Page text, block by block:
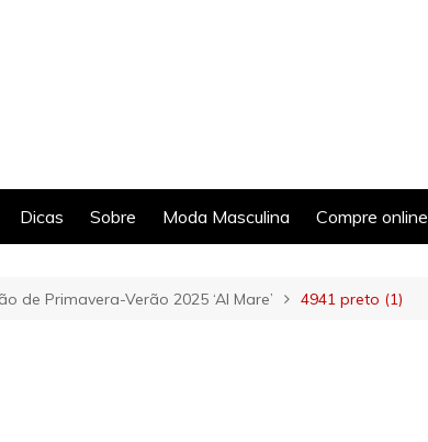
Dicas Sobre Moda Masculina Compre online
de Primavera-Verão 2025 ‘Al Mare’ 4941 preto (1)